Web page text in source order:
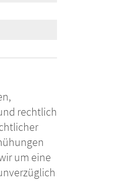
rechtlich
um eine